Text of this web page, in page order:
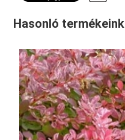
Hasonló termékeink